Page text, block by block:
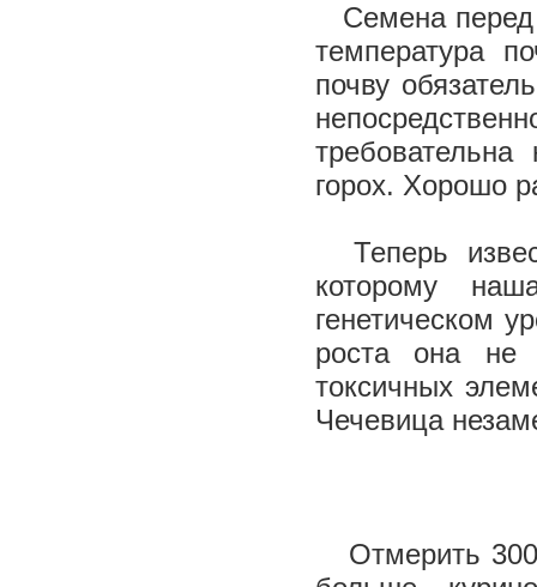
Семена перед
температура
почву
горох. Хорошо
Теперь
которому
генетическом
роста она не
токсичных
Чечевица
Отмерить 300